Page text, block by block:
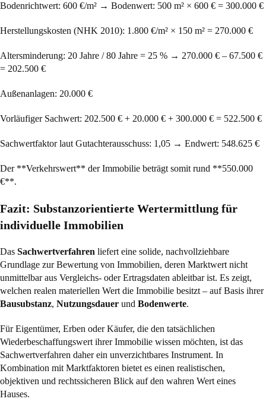
Bodenrichtwert: 600 €/m² → Bodenwert: 500 m² × 600 € = 300.000 €
Herstellungskosten (NHK 2010): 1.800 €/m² × 150 m² = 270.000 €
Altersminderung: 20 Jahre / 80 Jahre = 25 % → 270.000 € – 67.500 €
= 202.500 €
Außenanlagen: 20.000 €
Vorläufiger Sachwert: 202.500 € + 20.000 € + 300.000 € = 522.500 €
Sachwertfaktor laut Gutachterausschuss: 1,05 → Endwert: 548.625 €
Der **Verkehrswert** der Immobilie beträgt somit rund **550.000
€**.
Fazit: Substanzorientierte Wertermittlung für
individuelle Immobilien
Das Sachwertverfahren liefert eine solide, nachvollziehbare
Grundlage zur Bewertung von Immobilien, deren Marktwert nicht
unmittelbar aus Vergleichs- oder Ertragsdaten ableitbar ist. Es zeigt,
welchen realen materiellen Wert die Immobilie besitzt – auf Basis ihrer
Bausubstanz, Nutzungsdauer und Bodenwerte.
Für Eigentümer, Erben oder Käufer, die den tatsächlichen
Wiederbeschaffungswert ihrer Immobilie wissen möchten, ist das
Sachwertverfahren daher ein unverzichtbares Instrument. In
Kombination mit Marktfaktoren bietet es einen realistischen,
objektiven und rechtssicheren Blick auf den wahren Wert eines
Hauses.